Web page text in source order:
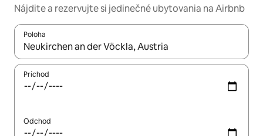
Nájdite a rezervujte si jedinečné ubytovania na Airbnb
Poloha
Keď budú výsledky k dispozícii, môžete si ich prechádzať
Príchod
Odchod